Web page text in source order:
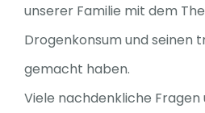
unserer Familie mit dem
Drogenkonsum und seinen
gemacht haben.
Viele nachdenkliche Fragen